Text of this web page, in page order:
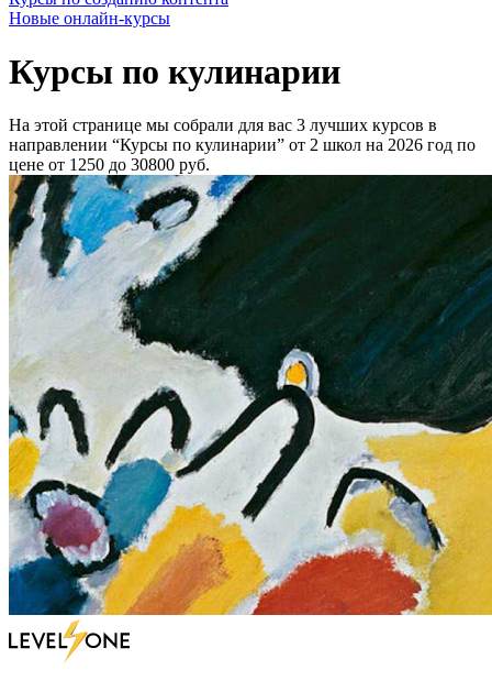
Новые онлайн‑курсы
Курсы по кулинарии
На этой странице мы собрали для вас 3 лучших курсов в
направлении “Курсы по кулинарии” от 2 школ на 2026 год по
цене от 1250 до 30800 руб.